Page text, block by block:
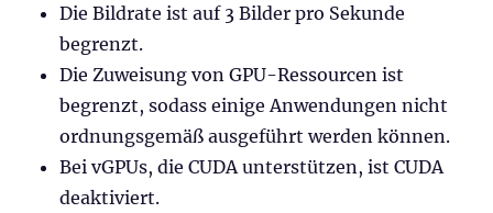
Die Bildrate ist auf 3 Bilder pro Sekunde
begrenzt.
Die Zuweisung von GPU-Ressourcen ist
begrenzt, sodass einige Anwendungen nicht
ordnungsgemäß ausgeführt werden können.
Bei vGPUs, die CUDA unterstützen, ist CUDA
deaktiviert.